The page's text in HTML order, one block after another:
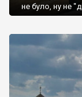
не було, ну не